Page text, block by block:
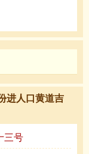
进人口黄道吉
三号